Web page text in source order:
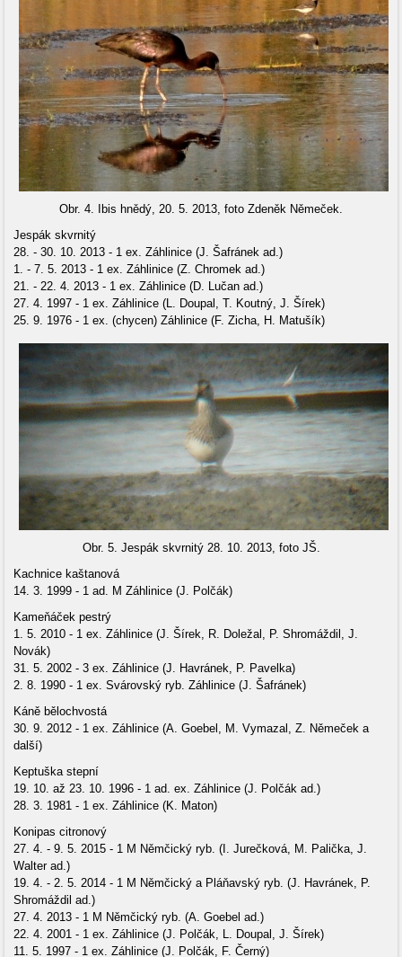
Obr. 4. Ibis hnědý, 20. 5. 2013, foto Zdeněk Němeček.
Jespák skvrnitý
28. - 30. 10. 2013 - 1 ex. Záhlinice (J. Šafránek ad.)
1. - 7. 5. 2013 - 1 ex. Záhlinice (Z. Chromek ad.)
21. - 22. 4. 2013 - 1 ex. Záhlinice (D. Lučan ad.)
27. 4. 1997 - 1 ex. Záhlinice (L. Doupal, T. Koutný, J. Šírek)
25. 9. 1976 - 1 ex. (chycen) Záhlinice (F. Zicha, H. Matušík)
Obr. 5. Jespák skvrnitý 28. 10. 2013, foto JŠ.
Kachnice kaštanová
14. 3. 1999 - 1 ad. M Záhlinice (J. Polčák)
Kameňáček pestrý
1. 5. 2010 - 1 ex. Záhlinice (J. Šírek, R. Doležal, P. Shromáždil, J.
Novák)
31. 5. 2002 - 3 ex. Záhlinice (J. Havránek, P. Pavelka)
2. 8. 1990 - 1 ex. Svárovský ryb. Záhlinice (J. Šafránek)
Káně bělochvostá
30. 9. 2012 - 1 ex. Záhlinice (A. Goebel, M. Vymazal, Z. Němeček a
další)
Keptuška stepní
19. 10. až 23. 10. 1996 - 1 ad. ex. Záhlinice (J. Polčák ad.)
28. 3. 1981 - 1 ex. Záhlinice (K. Maton)
Konipas citronový
27. 4. - 9. 5. 2015 - 1 M Němčický ryb. (I. Jurečková, M. Palička, J.
Walter ad.)
19. 4. - 2. 5. 2014 - 1 M Němčický a Pláňavský ryb. (J. Havránek, P.
Shromáždil ad.)
27. 4. 2013 - 1 M Němčický ryb. (A. Goebel ad.)
22. 4. 2001 - 1 ex. Záhlinice (J. Polčák, L. Doupal, J. Šírek)
11. 5. 1997 - 1 ex. Záhlinice (J. Polčák, F. Černý)